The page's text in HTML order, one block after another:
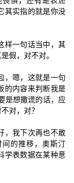
其实指的就是你没
样一句话当中，其
假，对不对。
，嗯，这就是一句
的内容来判断我是
是想撒谎的话，应
对，对？
，我下次再也不敢
的推移，奥斯汀
学表数据在某种意